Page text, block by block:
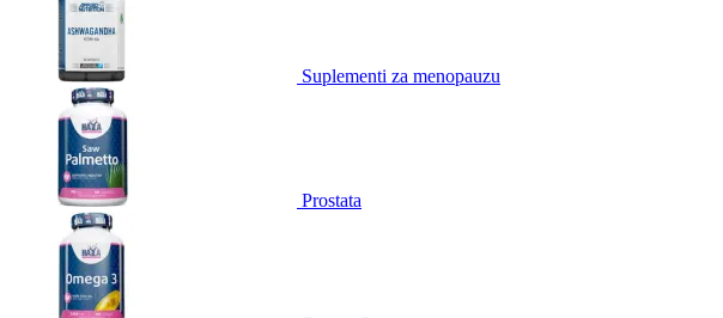
Suplementi za menopauzu
Prostata